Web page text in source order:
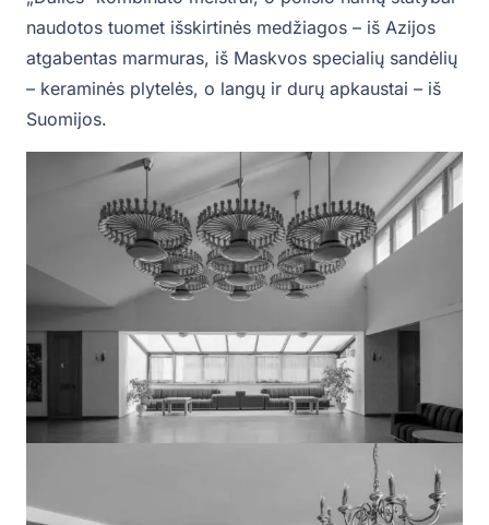
naudotos tuomet išskirtinės medžiagos – iš Azijos
atgabentas marmuras, iš Maskvos specialių sandėlių
– keraminės plytelės, o langų ir durų apkaustai – iš
Suomijos.